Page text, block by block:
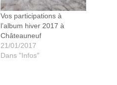
Vos participations à
l’album hiver 2017 à
Châteauneuf
21/01/2017
Dans "Infos"